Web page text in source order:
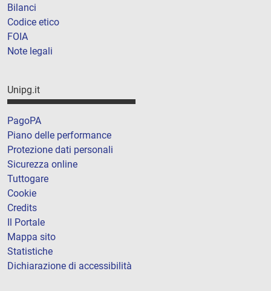
Bilanci
Codice etico
FOIA
Note legali
Unipg.it
PagoPA
Piano delle performance
Protezione dati personali
Sicurezza online
Tuttogare
Cookie
Credits
Il Portale
Mappa sito
Statistiche
Dichiarazione di accessibilità